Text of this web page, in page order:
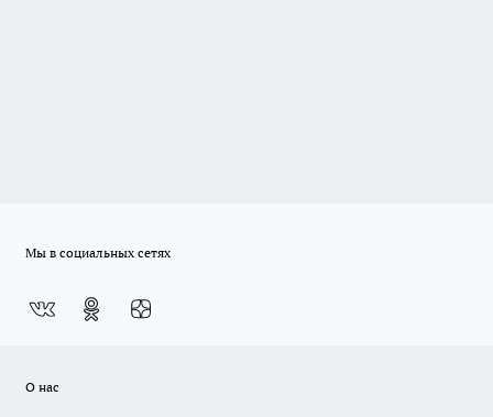
Мы в социальных сетях
О нас